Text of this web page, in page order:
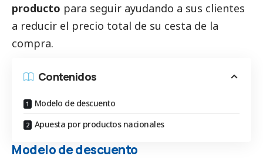
producto para seguir ayudando a sus clientes
a reducir el precio total de su cesta de la
compra.
Contenidos
Modelo de descuento
Apuesta por productos nacionales
Modelo de descuento